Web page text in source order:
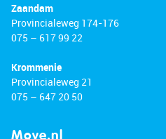
Zaandam
Provincialeweg 174-176
075 – 617 99 22
Krommenie
Provincialeweg 21
075 – 647 20 50
Move.nl